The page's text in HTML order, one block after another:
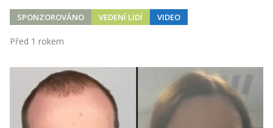
SPONZOROVÁNO VEDENÍ LIDÍ VIDEO
Před 1 rokem